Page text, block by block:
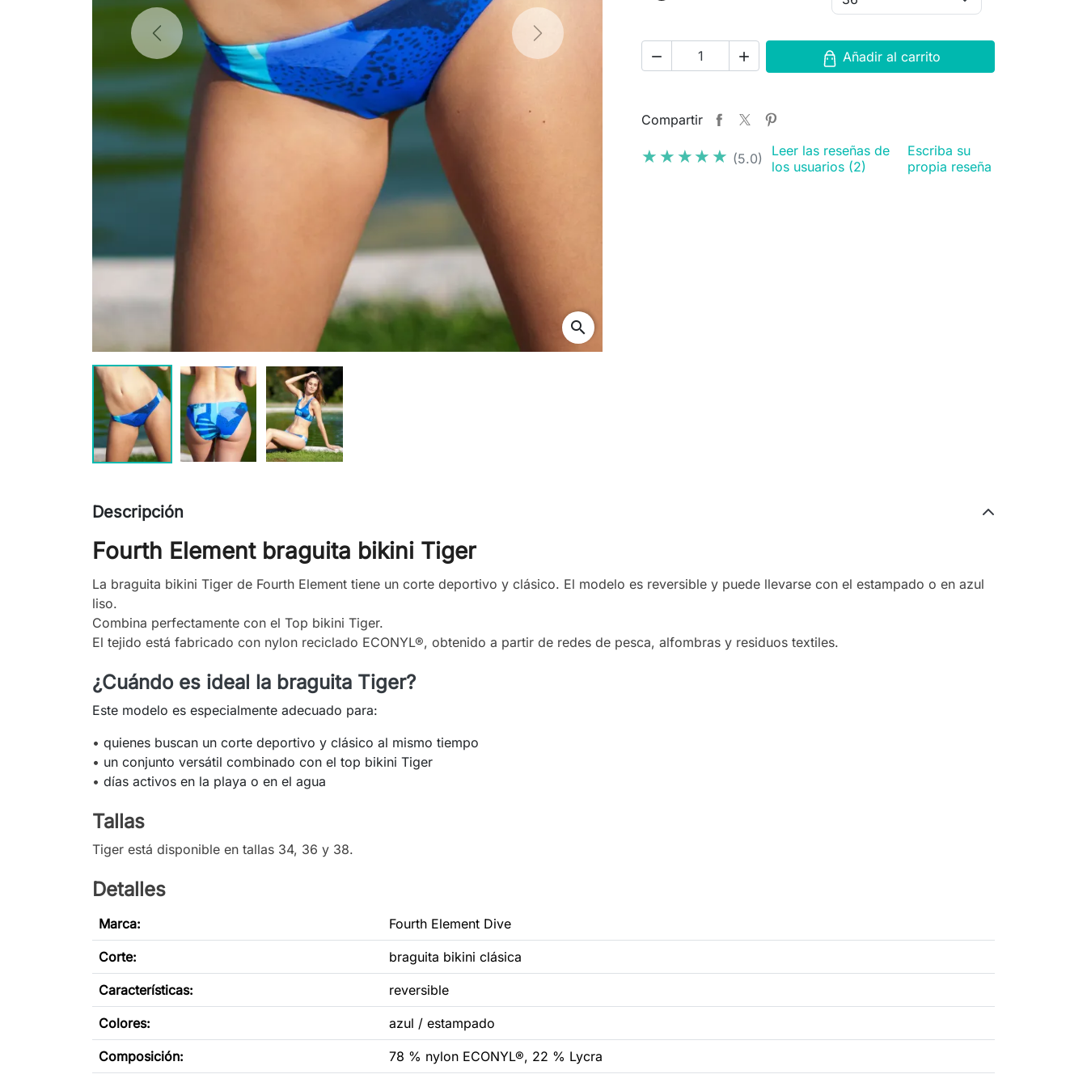
Previous Next
search
  Añadir al carrito
Compartir
★★★★★
★★★★★ (5.0)
Leer las reseñas de
los usuarios (2)
Escriba su
propia reseña
Descripción
Fourth Element braguita bikini Tiger
La braguita bikini Tiger de Fourth Element tiene un corte deportivo y clásico. El modelo es reversible y puede llevarse con el estampado o en azul
liso.
Combina perfectamente con el Top bikini Tiger.
El tejido está fabricado con nylon reciclado ECONYL®, obtenido a partir de redes de pesca, alfombras y residuos textiles.
¿Cuándo es ideal la braguita Tiger?
Este modelo es especialmente adecuado para:
• quienes buscan un corte deportivo y clásico al mismo tiempo
• un conjunto versátil combinado con el top bikini Tiger
• días activos en la playa o en el agua
Tallas
Tiger está disponible en tallas 34, 36 y 38.
Detalles
Marca: Fourth Element Dive
Corte: braguita bikini clásica
Características: reversible
Colores: azul / estampado
Composición: 78 % nylon ECONYL®, 22 % Lycra